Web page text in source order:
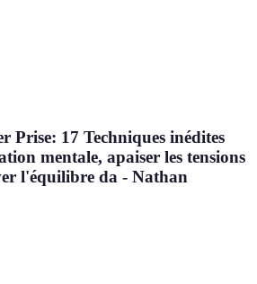
Prise: 17 Techniques inédites
mentale, apaiser les tensions
l'équilibre da - Nathan